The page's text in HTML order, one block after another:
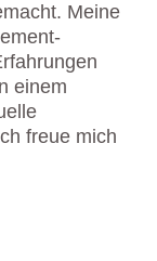
Meine
einem
freue mich